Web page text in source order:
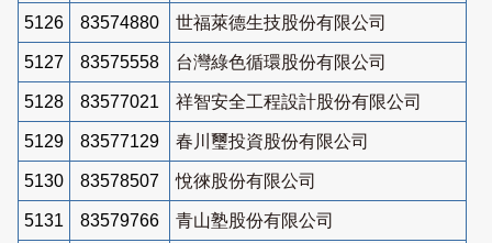
5126 83574880 世福萊德生技股份有限公司
5127 83575558 台灣綠色循環股份有限公司
5128 83577021 祥智安全工程設計股份有限公司
5129 83577129 春川璽投資股份有限公司
5130 83578507 悅徠股份有限公司
5131 83579766 青山塾股份有限公司